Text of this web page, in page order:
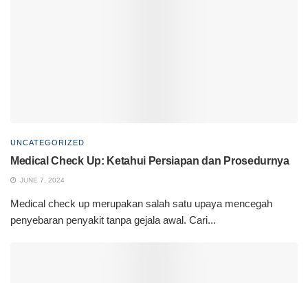
UNCATEGORIZED
Medical Check Up: Ketahui Persiapan dan Prosedurnya
JUNE 7, 2024
Medical check up merupakan salah satu upaya mencegah
penyebaran penyakit tanpa gejala awal. Cari...